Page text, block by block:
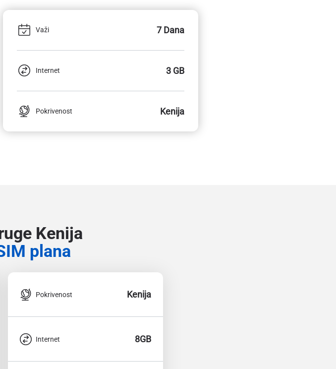
Važi 7 Dana
Internet 3 GB
Pokrivenost Kenija
Kenija
plana
Pokrivenost Kenija
Internet 8GB